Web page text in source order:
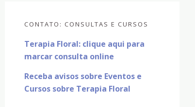
primária
CONTATO: CONSULTAS E CURSOS
Terapia Floral: clique aqui para
marcar consulta online
Receba avisos sobre Eventos e
Cursos sobre Terapia Floral